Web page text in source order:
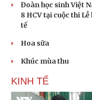
Đoàn học sinh Việt
8 HCV tại cuộc thi
tế
Hoa sữa
Khúc mùa thu
KINH TẾ